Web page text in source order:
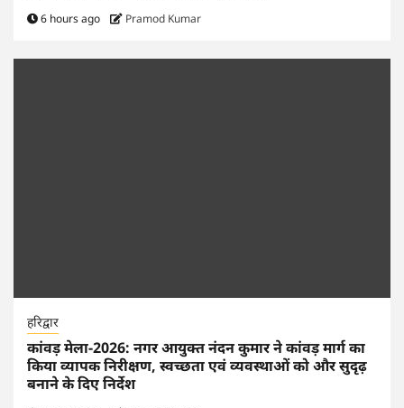
6 hours ago Pramod Kumar
हरिद्वार
कांवड़ मेला-2026: नगर आयुक्त नंदन कुमार ने कांवड़ मार्ग का
किया व्यापक निरीक्षण, स्वच्छता एवं व्यवस्थाओं को और सुदृढ़
बनाने के दिए निर्देश